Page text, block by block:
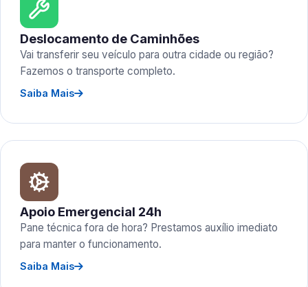
Deslocamento de Caminhões
Vai transferir seu veículo para outra cidade ou região?
Fazemos o transporte completo.
Saiba Mais
Apoio Emergencial 24h
Pane técnica fora de hora? Prestamos auxílio imediato
para manter o funcionamento.
Saiba Mais